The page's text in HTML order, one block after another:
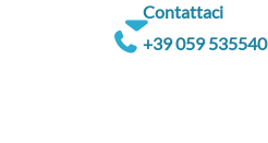
Contattaci
+39 059 535540